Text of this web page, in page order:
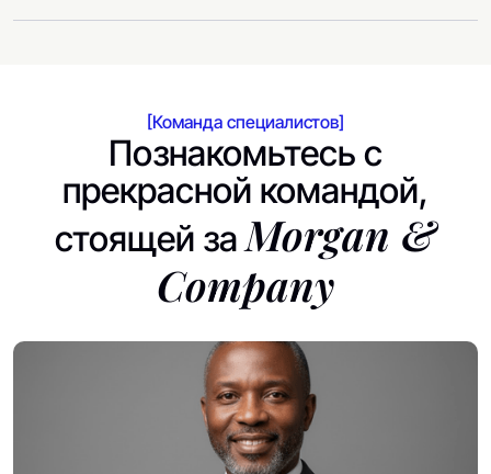
[Команда специалистов]
Познакомьтесь с
прекрасной командой,
стоящей заMorgan &
Company